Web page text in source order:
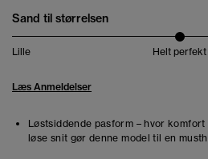
Sand til størrelsen
Lille Helt perfekt
Læs Anmeldelser
Løstsiddende pasform – hvor
løse snit gør denne model til en